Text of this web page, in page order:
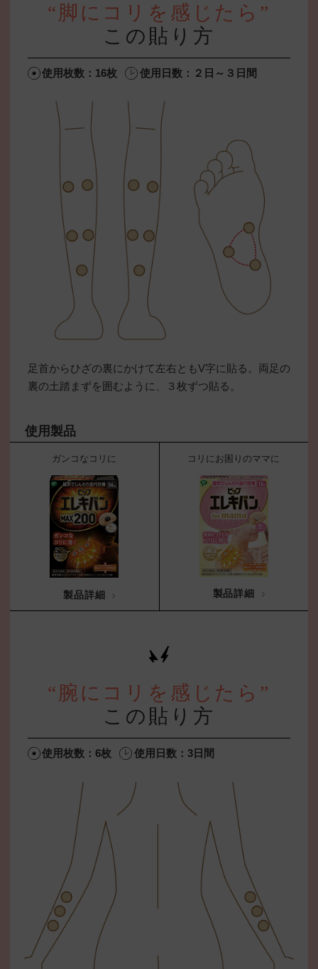
“脚にコリを感じたら”
この貼り方
使用枚数：16枚 使用日数：２日～３日間
足首からひざの裏にかけて左右ともV字に貼る。両足の
裏の土踏まずを囲むように、３枚ずつ貼る。
使用製品
ガンコなコリに
製品詳細
コリにお困りのママに
製品詳細
“腕にコリを感じたら”
この貼り方
使用枚数：6枚 使用日数：3日間